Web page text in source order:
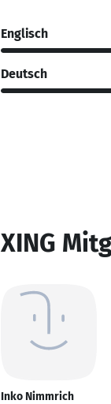
Englisch
Deutsch
XING
Inko Nimmrich